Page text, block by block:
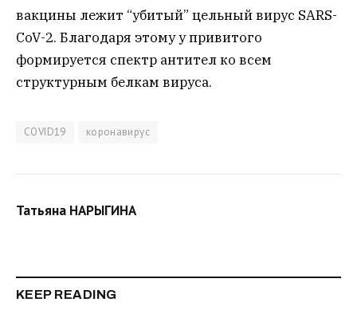
вакцины лежит “убитый” цельный вирус SARS-
CoV-2. Благодаря этому у привитого
формируется спектр антител ко всем
структурным белкам вируса.
COVID19 коронавирус
Татьяна НАРЫГИНА
KEEP READING